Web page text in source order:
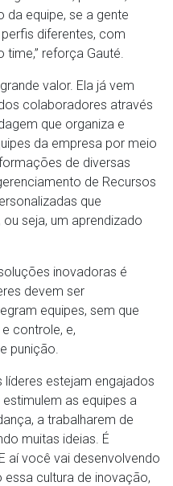
da equipe, se a gente
diferentes, com
reforça Gauté.
valor. Ela já vem
colaboradores através
que organiza e
da empresa por meio
de diversas
de Recursos
que
seja, um aprendizado
inovadoras é
devem ser
equipes, sem que
controle, e,
punição.
líderes estejam engajados
as equipes a
a trabalharem de
muitas ideias. É
aí você vai desenvolvendo
essa cultura de inovação,